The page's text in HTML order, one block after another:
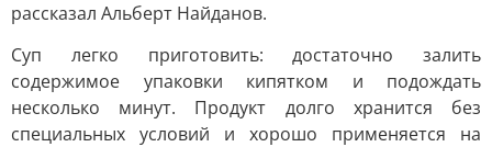
рассказал Альберт Найданов.
Суп легко приготовить: достаточно залить
содержимое упаковки кипятком и подождать
несколько минут. Продукт долго хранится без
специальных условий и хорошо применяется на